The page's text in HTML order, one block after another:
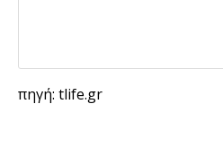
πηγή: tlife.gr